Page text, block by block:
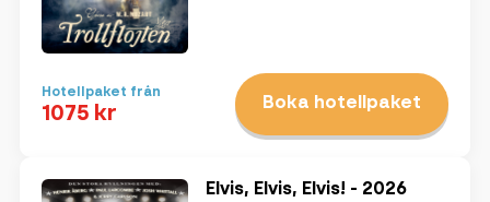
Hotellpaket från
1075 kr Boka hotellpaket
Elvis, Elvis, Elvis! - 2026